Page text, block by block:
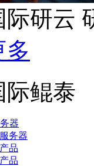
际研云
多
际鲲泰
器
务器
品
品